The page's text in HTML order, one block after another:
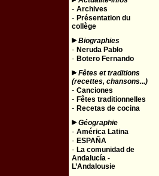
- Archives
- Présentation du
collège
Biographies
- Neruda Pablo
- Botero Fernando
Fêtes et traditions
(recettes, chansons...)
- Canciones
- Fêtes traditionnelles
- Recetas de cocina
Géographie
- América Latina
- ESPAÑA
- La comunidad de
Andalucía -
L’Andalousie